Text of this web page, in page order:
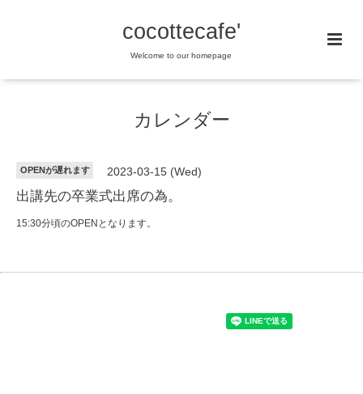
cocottecafe'
Welcome to our homepage
カレンダー
OPENが遅れます 2023-03-15 (Wed)
出講先の卒業式出席の為。
15:30分頃のOPENとなります。